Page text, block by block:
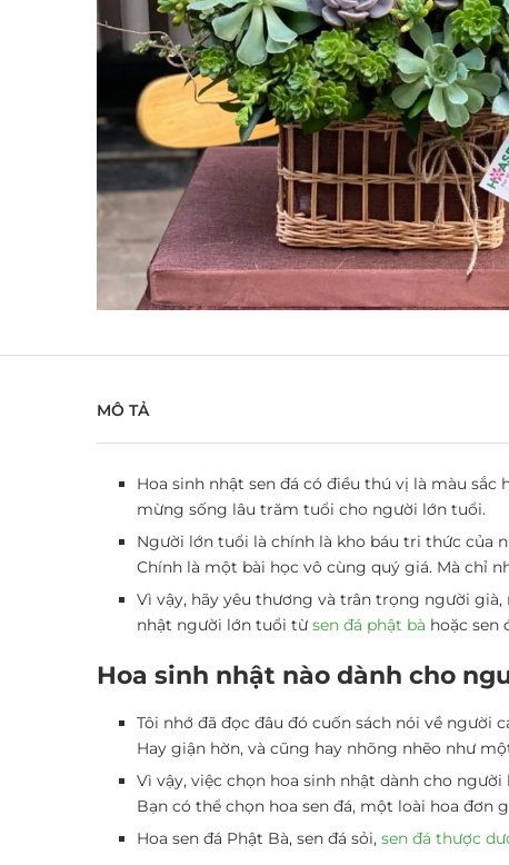
MÔ TẢ
Hoa sinh nhật sen đá có điều thú vị là màu
mừng sống lâu trăm tuổi cho người lớn tuổi.
Người lớn tuổi là chính là kho báu tri thức của
Chính là một bài học vô cùng quý giá. Mà chỉ
Vì vậy, hãy yêu thương và trân trọng người
nhật người lớn tuổi từsen đá phật bà hoặc sen
Hoa sinh nhật nào dành cho
Tôi nhớ đã đọc đâu đó cuốn sách nói về
Hay giận hờn, và cũng hay nhõng nhẽo như
Vì vậy, việc chọn hoa sinh nhật dành cho
Bạn có thể chọn hoa sen đá, một loài hoa đơn
Hoa sen đá Phật Bà, sen đá sỏi, sen đá thược